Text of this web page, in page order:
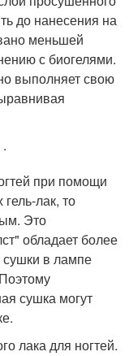
до нанесения на
меньшей
с биогелями.
выполняет свою
при помощи
лак, то
Это
обладает более
в лампе
сушка могут
лака для ногтей.